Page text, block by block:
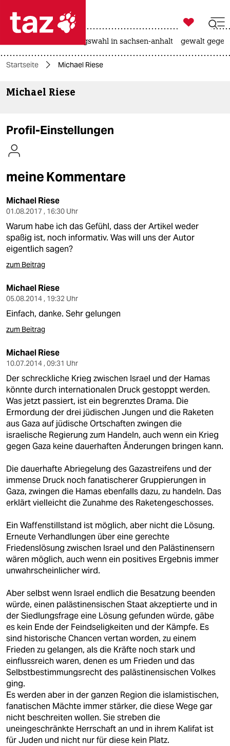
 taz zahl ich
taz zahl ich
themen
kultur
sport
berlin
nord
verlag
shop
fragen & hilfe
unterstützen
abo
genossenschaft
epaper login

taz zahl ich
landtagswahl in sachsen-anhalt gewalt
Startseite Michael Riese
Michael Riese
Profil-Einstellungen
meine Kommentare
Michael Riese
01.08.2017 , 16:30 Uhr
Warum habe ich das Gefühl, dass der Artikel weder
spaßig ist, noch informativ. Was will uns der Autor
eigentlich sagen?
zum Beitrag
Michael Riese
05.08.2014 , 19:32 Uhr
Einfach, danke. Sehr gelungen
zum Beitrag
Michael Riese
10.07.2014 , 09:31 Uhr
Der schreckliche Krieg zwischen Israel und der Hamas
könnte durch internationalen Druck gestoppt werden.
Was jetzt passiert, ist ein begrenztes Drama. Die
Ermordung der drei jüdischen Jungen und die Raketen
aus Gaza auf jüdische Ortschaften zwingen die
israelische Regierung zum Handeln, auch wenn ein Krieg
gegen Gaza keine dauerhaften Änderungen bringen kann.
Die dauerhafte Abriegelung des Gazastreifens und der
immense Druck noch fanatischerer Gruppierungen in
Gaza, zwingen die Hamas ebenfalls dazu, zu handeln. Das
erklärt vielleicht die Zunahme des Raketengeschosses.
Ein Waffenstillstand ist möglich, aber nicht die Lösung.
Erneute Verhandlungen über eine gerechte
Friedenslösung zwischen Israel und den Palästinensern
wären möglich, auch wenn ein positives Ergebnis immer
unwahrscheinlicher wird.
Aber selbst wenn Israel endlich die Besatzung beenden
würde, einen palästinensischen Staat akzeptierte und in
der Siedlungsfrage eine Lösung gefunden würde, gäbe
es kein Ende der Feindseligkeiten und der Kämpfe. Es
sind historische Chancen vertan worden, zu einem
Frieden zu gelangen, als die Kräfte noch stark und
einflussreich waren, denen es um Frieden und das
Selbstbestimmungsrecht des palästinensischen Volkes
ging.
Es werden aber in der ganzen Region die islamistischen,
fanatischen Mächte immer stärker, die diese Wege gar
nicht beschreiten wollen. Sie streben die
uneingeschränkte Herrschaft an und in ihrem Kalifat ist
für Juden und nicht nur für diese kein Platz.